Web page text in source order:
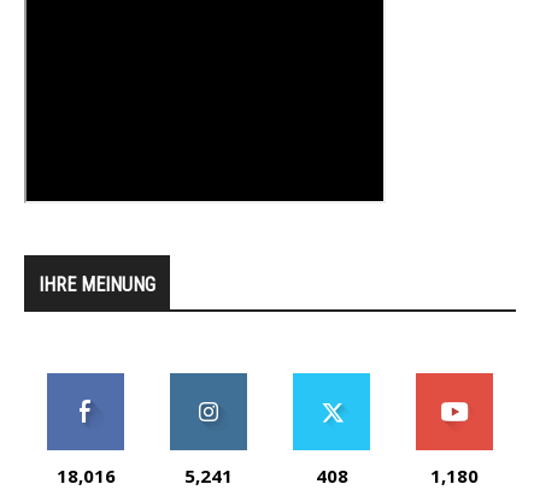
IHRE MEINUNG
18,016 5,241 408 1,180